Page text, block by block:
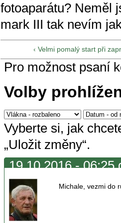
fotoaparátu? Neměl
mark III tak nevím
‹ Velmi pomalý start při
Pro možnost psaní
Volby
Vyberte si, jak
„Uložit změny“.
19.10.2016 -
Michale, vezmi do